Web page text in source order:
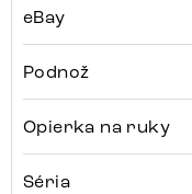
eBay
Podnož
Opierka na ruky
Séria